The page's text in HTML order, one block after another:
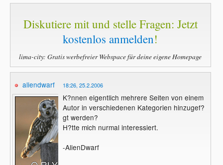
Diskutiere mit und stelle Fragen: Jetzt
kostenlos anmelden!
lima-city: Gratis werbefreier Webspace für deine eigene Homepage
aliendwarf 18:26, 25.2.2006
K?nnen eigentlich mehrere Seiten von einem
Autor in verschiedenen Kategorien hinzugef?
gt werden?
H?tte mich nurmal interessiert.
-AlienDwarf